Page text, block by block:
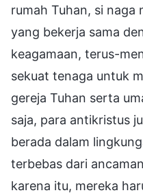
rumah Tuhan, si naga
yang bekerja sama
keagamaan, terus-
sekuat tenaga untuk
gereja Tuhan serta
saja, para antikristus
berada dalam
terbebas dari
karena itu, mereka